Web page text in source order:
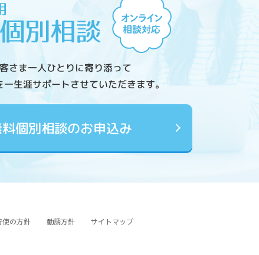
さま一人ひとりに寄り添って
一生涯サポートさせていただきます。
個別相談のお申込み
使の方針 勧誘方針 サイトマップ